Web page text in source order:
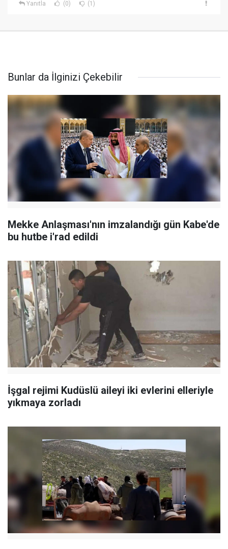
Yanıtla (0) (1)
Bunlar da İlginizi Çekebilir
Mekke Anlaşması'nın imzalandığı gün Kabe'de
bu hutbe i'rad edildi
İşgal rejimi Kudüslü aileyi iki evlerini elleriyle
yıkmaya zorladı